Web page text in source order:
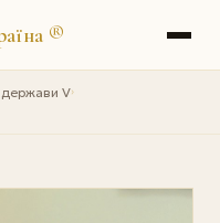
®
держави V›